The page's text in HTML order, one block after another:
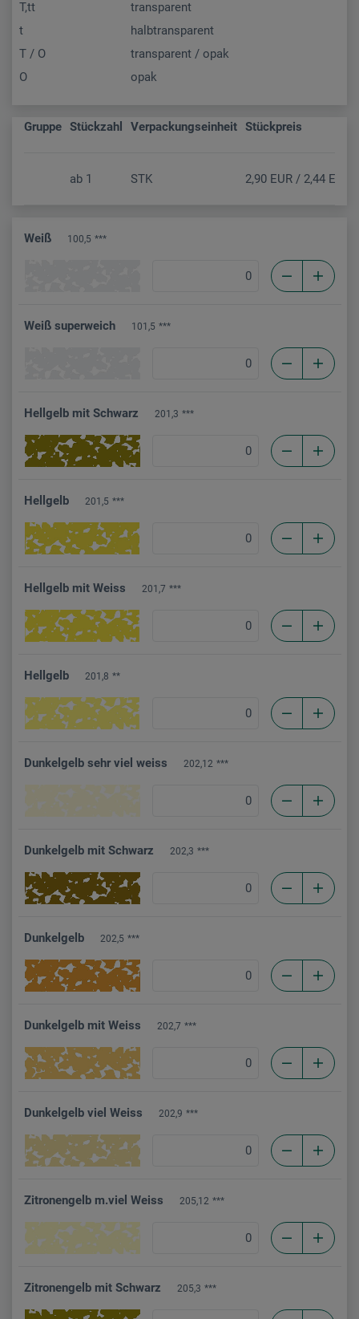
T,tt
transparent
t
halbtransparent
T / O
transparent / opak
O
opak
Gruppe Stückzahl Verpackungseinheit Stückpreis
ab 1 STK 2,90 EUR / 2,44 EUR
Weiß 100,5 ***
Weiß superweich 101,5 ***
Hellgelb mit Schwarz 201,3 ***
Hellgelb 201,5 ***
Hellgelb mit Weiss 201,7 ***
Hellgelb 201,8 **
Dunkelgelb sehr viel weiss 202,12 ***
Dunkelgelb mit Schwarz 202,3 ***
Dunkelgelb 202,5 ***
Dunkelgelb mit Weiss 202,7 ***
Dunkelgelb viel Weiss 202,9 ***
Zitronengelb m.viel Weiss 205,12 ***
Zitronengelb mit Schwarz 205,3 ***